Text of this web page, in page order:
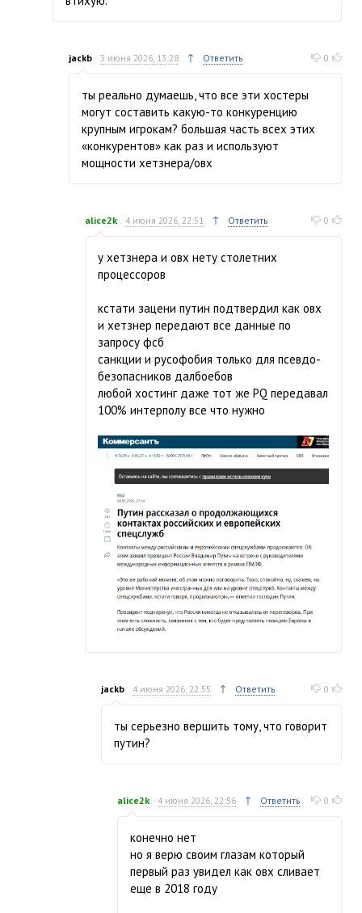
jackb 3 июня 2026, 13:28 ↑ 0
Ответить
ты реально думаешь, что все эти хостеры
могут составить какую-то конкуренцию
крупным игрокам? большая часть всех этих
«конкурентов» как раз и используют
мощности хетзнера/овх
alice2k 4 июня 2026, 22:51 ↑ 0
Ответить
у хетзнера и овх нету столетних
процессоров
кстати зацени путин подтвердил как овх
и хетзнер передают все данные по
запросу фсб
санкции и русофобия только для псевдо-
безопасников далбоебов
любой хостинг даже тот же PQ передавал
100% интерполу все что нужно
jackb 4 июня 2026, 22:55 ↑ 0
Ответить
ты серьезно вершить тому, что говорит
путин?
alice2k 4 июня 2026, 22:56 ↑ 0
Ответить
конечно нет
но я верю своим глазам который
первый раз увидел как овх сливает
еще в 2018 году